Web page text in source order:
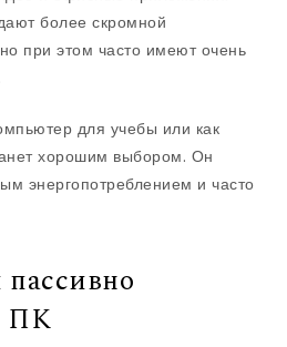
более скромной
при этом часто имеют очень
для учебы или как
хорошим выбором. Он
энергопотреблением и часто
ПК